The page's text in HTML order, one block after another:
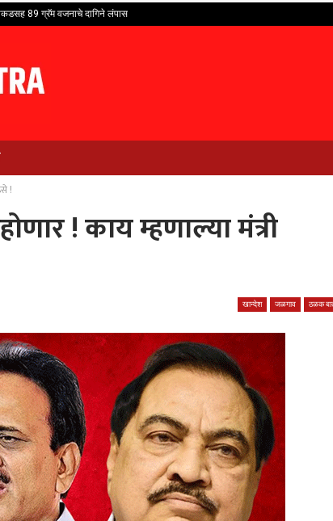
89 ग्रॅम वजनाचे दागिने लंपास
!
! काय म्हणाल्या मंत्री
खान्देश जळगाव ठळक